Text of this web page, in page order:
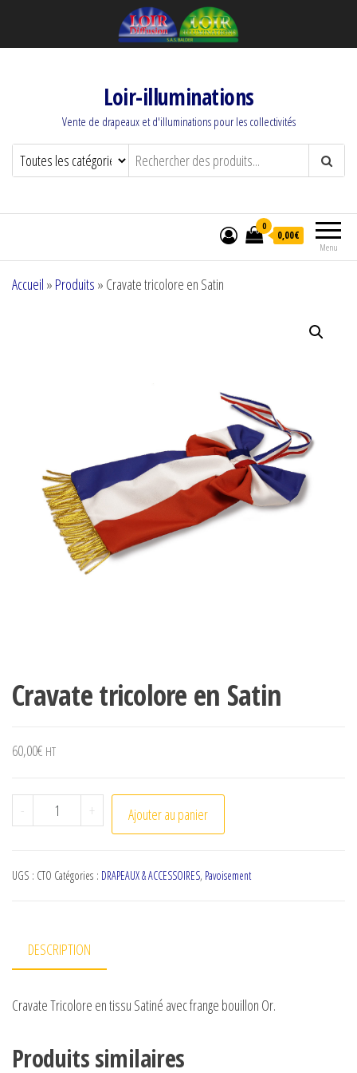
Loir-illuminations
Vente de drapeaux et d'illuminations pour les collectivités
Menu
0
0,00€
Accueil » Produits » Cravate tricolore en Satin
Cravate tricolore en Satin
60,00€ HT
- quantité de Cravate tricolore en Satin
+ Ajouter au panier
UGS : CTO Catégories : DRAPEAUX & ACCESSOIRES, Pavoisement
DESCRIPTION
Cravate Tricolore en tissu Satiné avec frange bouillon Or.
Produits similaires